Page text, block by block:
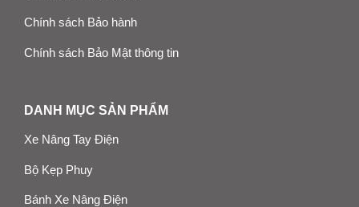
Chính sách Bảo hành
Chính sách Bảo Mật thông tin
DANH MỤC SẢN PHẨM
Xe Nâng Tay Điện
Bộ Kẹp Phuy
Bánh Xe Nâng Điện